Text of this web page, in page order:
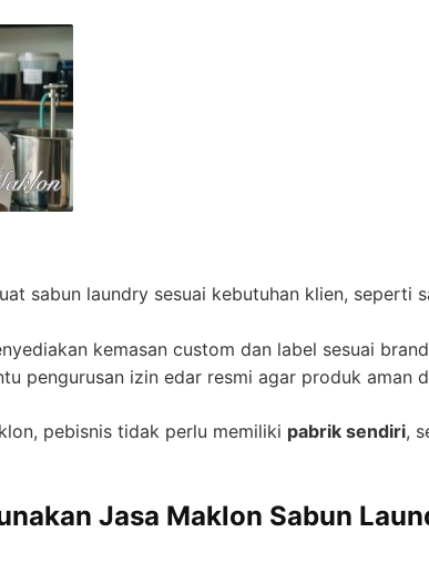
sabun laundry sesuai kebutuhan klien, seperti
kemasan custom dan label sesuai
pengurusan izin edar resmi agar produk aman
pebisnis tidak perlu memiliki pabrik sendiri,
Jasa Maklon Sabun